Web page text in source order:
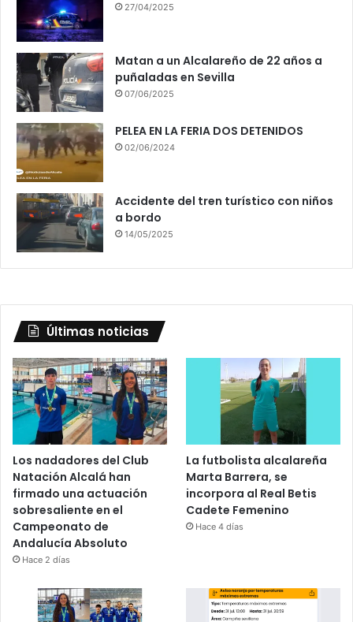
27/04/2025
Matan a un Alcalareño de 22 años a
puñaladas en Sevilla
07/06/2025
PELEA EN LA FERIA DOS DETENIDOS
02/06/2024
Accidente del tren turístico con niños
a bordo
14/05/2025
Últimas noticias
Los nadadores del Club
Natación Alcalá han
firmado una actuación
sobresaliente en el
Campeonato de
Andalucía Absoluto
Hace 2 días
La futbolista alcalareña
Marta Barrera, se
incorpora al Real Betis
Cadete Femenino
Hace 4 días